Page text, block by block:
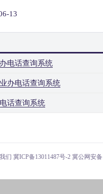
13
电话查询系统
办电话查询系统
话查询系统
们 冀ICP备13011487号-2 冀公网安备